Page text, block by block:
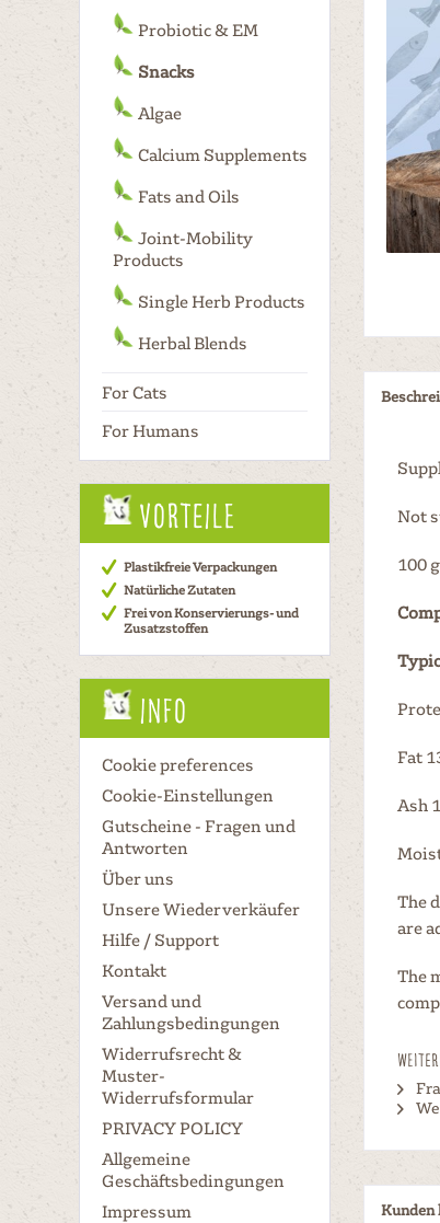
Probiotic & EM
Snacks
Algae
Calcium Supplements
Fats and Oils
Joint-Mobility
Products
Single Herb Products
Herbal Blends
For Cats
For Humans
Vorteile
Plastikfreie Verpackungen
Natürliche Zutaten
Frei von Konservierungs- und
Zusatzstoffen
Info
Cookie preferences
Cookie-Einstellungen
Gutscheine - Fragen und
Antworten
Über uns
Unsere Wiederverkäufer
Hilfe / Support
Kontakt
Versand und
Zahlungsbedingungen
Widerrufsrecht &
Muster-
Widerrufsformular
PRIVACY POLICY
Allgemeine
Geschäftsbedingungen
Impressum
Not
100
Fat
Ash
The
are
The
Kunden